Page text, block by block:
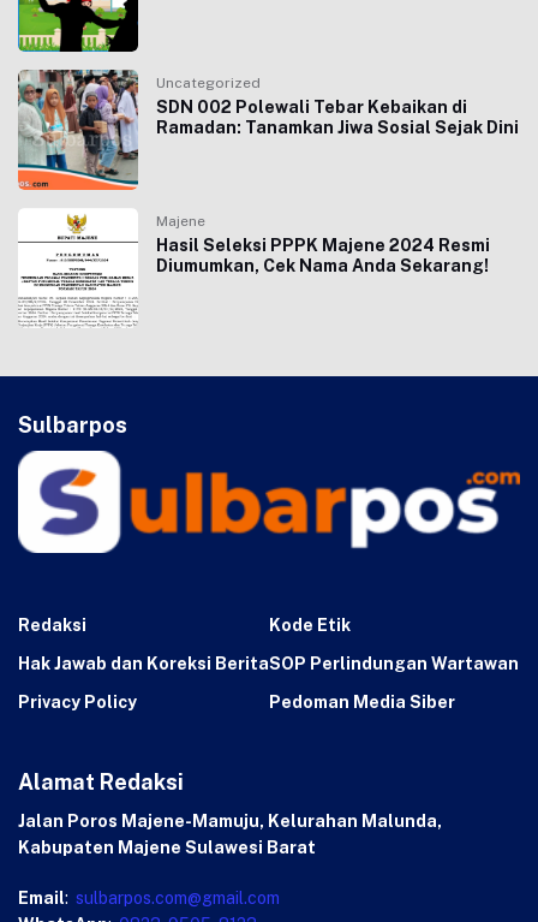
Uncategorized
SDN 002 Polewali Tebar Kebaikan di
Ramadan: Tanamkan Jiwa Sosial Sejak Dini
Majene
Hasil Seleksi PPPK Majene 2024 Resmi
Diumumkan, Cek Nama Anda Sekarang!
Sulbarpos
Redaksi
Kode Etik
Hak Jawab dan Koreksi BeritaSOP Perlindungan Wartawan
Privacy Policy
Pedoman Media Siber
Alamat Redaksi
Jalan Poros Majene-Mamuju, Kelurahan Malunda,
Kabupaten Majene Sulawesi Barat
Email: sulbarpos.com@gmail.com